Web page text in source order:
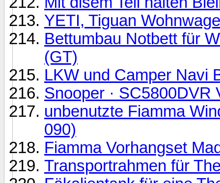
YETI, Tiguan
Bettumbau Notbett für
(GT)
LKW und Camper Navi
Snooper ·
unbenutzte Fiamma
090)
Fiamma Vorhangset
Transportrahmen für